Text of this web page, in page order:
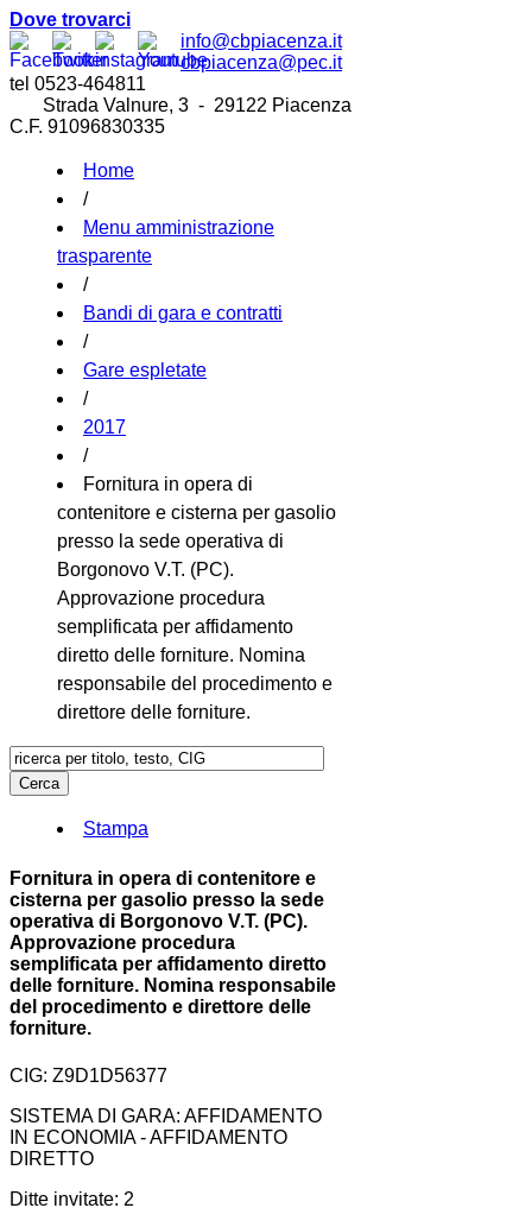
Dove trovarci
info@cbpiacenza.it
cbpiacenza@pec.it
tel 0523-464811
Strada Valnure, 3 - 29122 Piacenza
C.F. 91096830335
Home
/
Menu amministrazione
trasparente
/
Bandi di gara e contratti
/
Gare espletate
/
2017
/
Fornitura in opera di
contenitore e cisterna per gasolio
presso la sede operativa di
Borgonovo V.T. (PC).
Approvazione procedura
semplificata per affidamento
diretto delle forniture. Nomina
responsabile del procedimento e
direttore delle forniture.
Stampa
Fornitura in opera di contenitore e
cisterna per gasolio presso la sede
operativa di Borgonovo V.T. (PC).
Approvazione procedura
semplificata per affidamento diretto
delle forniture. Nomina responsabile
del procedimento e direttore delle
forniture.
CIG: Z9D1D56377
SISTEMA DI GARA: AFFIDAMENTO
IN ECONOMIA - AFFIDAMENTO
DIRETTO
Ditte invitate: 2